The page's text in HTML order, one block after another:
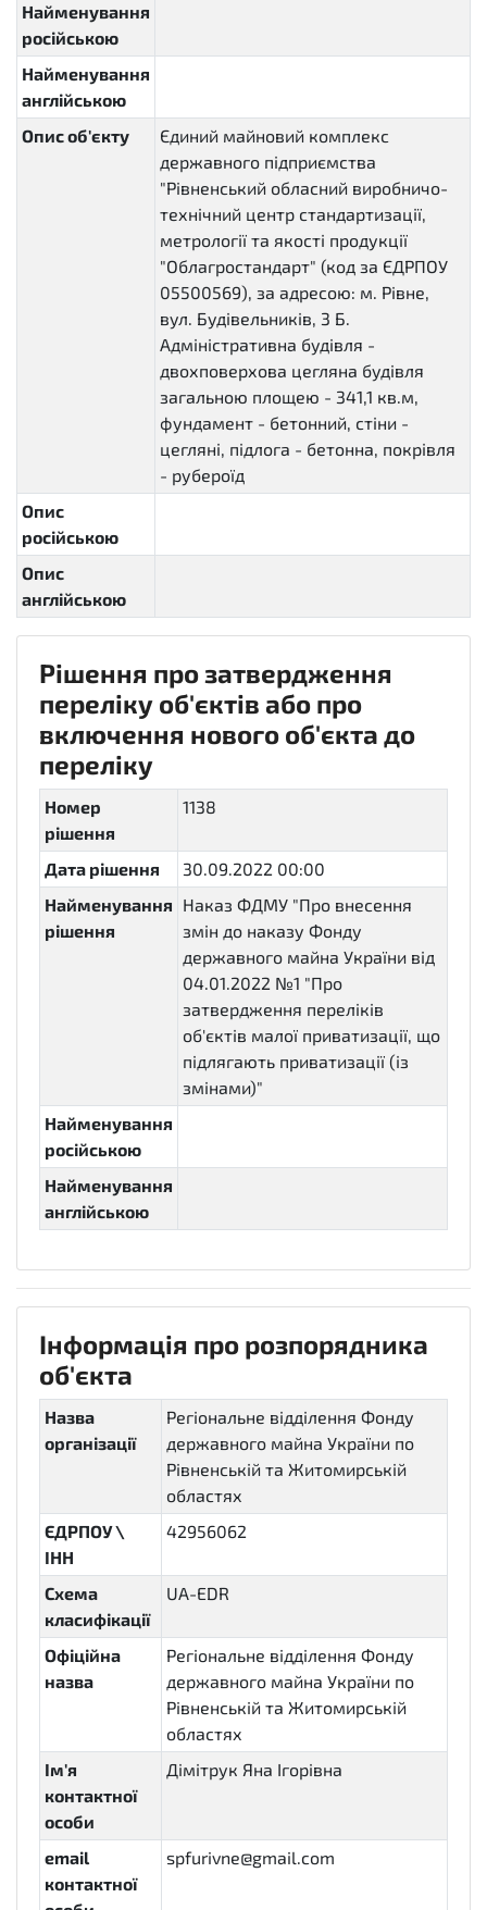
Найменування
російською
Найменування
англійською
Опис об'єкту
Єдиний майновий комплекс
державного підприємства
"Рівненський обласний виробничо-
технічний центр стандартизації,
метрології та якості продукції
"Облагростандарт" (код за ЄДРПОУ
05500569), за адресою: м. Рівне,
вул. Будівельників, 3 Б.
Адміністративна будівля -
двохповерхова цегляна будівля
загальною площею - 341,1 кв.м,
фундамент - бетонний, стіни -
цегляні, підлога - бетонна, покрівля
- рубероїд
Опис
російською
Опис
англійською
Рішення про затвердження
переліку об'єктів або про
включення нового об'єкта до
переліку
Номер
рішення
1138
Дата рішення
30.09.2022 00:00
Найменування
рішення
Наказ ФДМУ "Про внесення
змін до наказу Фонду
державного майна України від
04.01.2022 №1 "Про
затвердження переліків
об'єктів малої приватизації, що
підлягають приватизації (із
змінами)"
Найменування
російською
Найменування
англійською
Інформація про розпорядника
об'єкта
Назва
організації
Регіональне відділення Фонду
державного майна України по
Рівненській та Житомирській
областях
ЄДРПОУ \
ІНН
42956062
Схема
класифікації
UA-EDR
Офіційна
назва
Регіональне відділення Фонду
державного майна України по
Рівненській та Житомирській
областях
Ім'я
контактної
особи
Дімітрук Яна Ігорівна
email
контактної
spfurivne@gmail.com